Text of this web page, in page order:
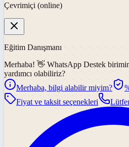
Çevrimiçi (online)
Eğitim Danışmanı
Merhaba! 👋 WhatsApp Destek
yardımcı olabiliriz?
Merhaba, bilgi alabilir miyim?
Fiyat ve taksit seçenekleri